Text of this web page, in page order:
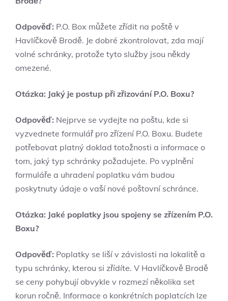
Odpověď: P.O. Box můžete zřídit na poště v
Havlíčkově Brodě. Je dobré zkontrolovat, zda mají
volné schránky, protože tyto služby jsou někdy
omezené.
Otázka: Jaký je postup při zřizování P.O. Boxu?
Odpověď: Nejprve se vydejte na poštu, kde si
vyzvednete formulář pro zřízení P.O. Boxu. Budete
potřebovat platný doklad totožnosti a informace o
tom, jaký typ schránky požadujete. Po vyplnění
formuláře a uhradení poplatku vám budou
poskytnuty údaje o vaší nové poštovní schránce.
Otázka: Jaké poplatky jsou spojeny se zřízením P.O.
Boxu?
Odpověď: Poplatky se liší v závislosti na lokalitě a
typu schránky, kterou si zřídíte. V Havlíčkově Brodě
se ceny pohybují obvykle v rozmezí několika set
korun ročně. Informace o konkrétních poplatcích lze